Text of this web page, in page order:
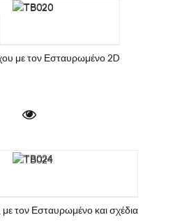
με τον Εσταυρωμένο 2D
τον Εσταυρωμένο και σχέδια